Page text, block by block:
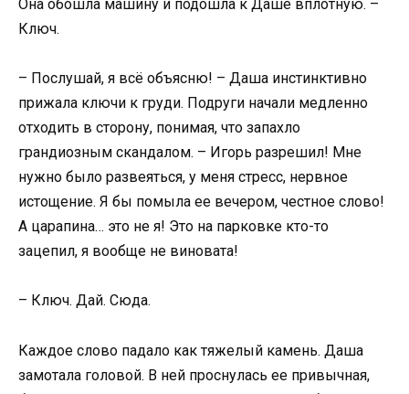
Она обошла машину и подошла к Даше вплотную. –
Ключ.
– Послушай, я всё объясню! – Даша инстинктивно
прижала ключи к груди. Подруги начали медленно
отходить в сторону, понимая, что запахло
грандиозным скандалом. – Игорь разрешил! Мне
нужно было развеяться, у меня стресс, нервное
истощение. Я бы помыла ее вечером, честное слово!
А царапина… это не я! Это на парковке кто-то
зацепил, я вообще не виновата!
– Ключ. Дай. Сюда.
Каждое слово падало как тяжелый камень. Даша
замотала головой. В ней проснулась ее привычная,